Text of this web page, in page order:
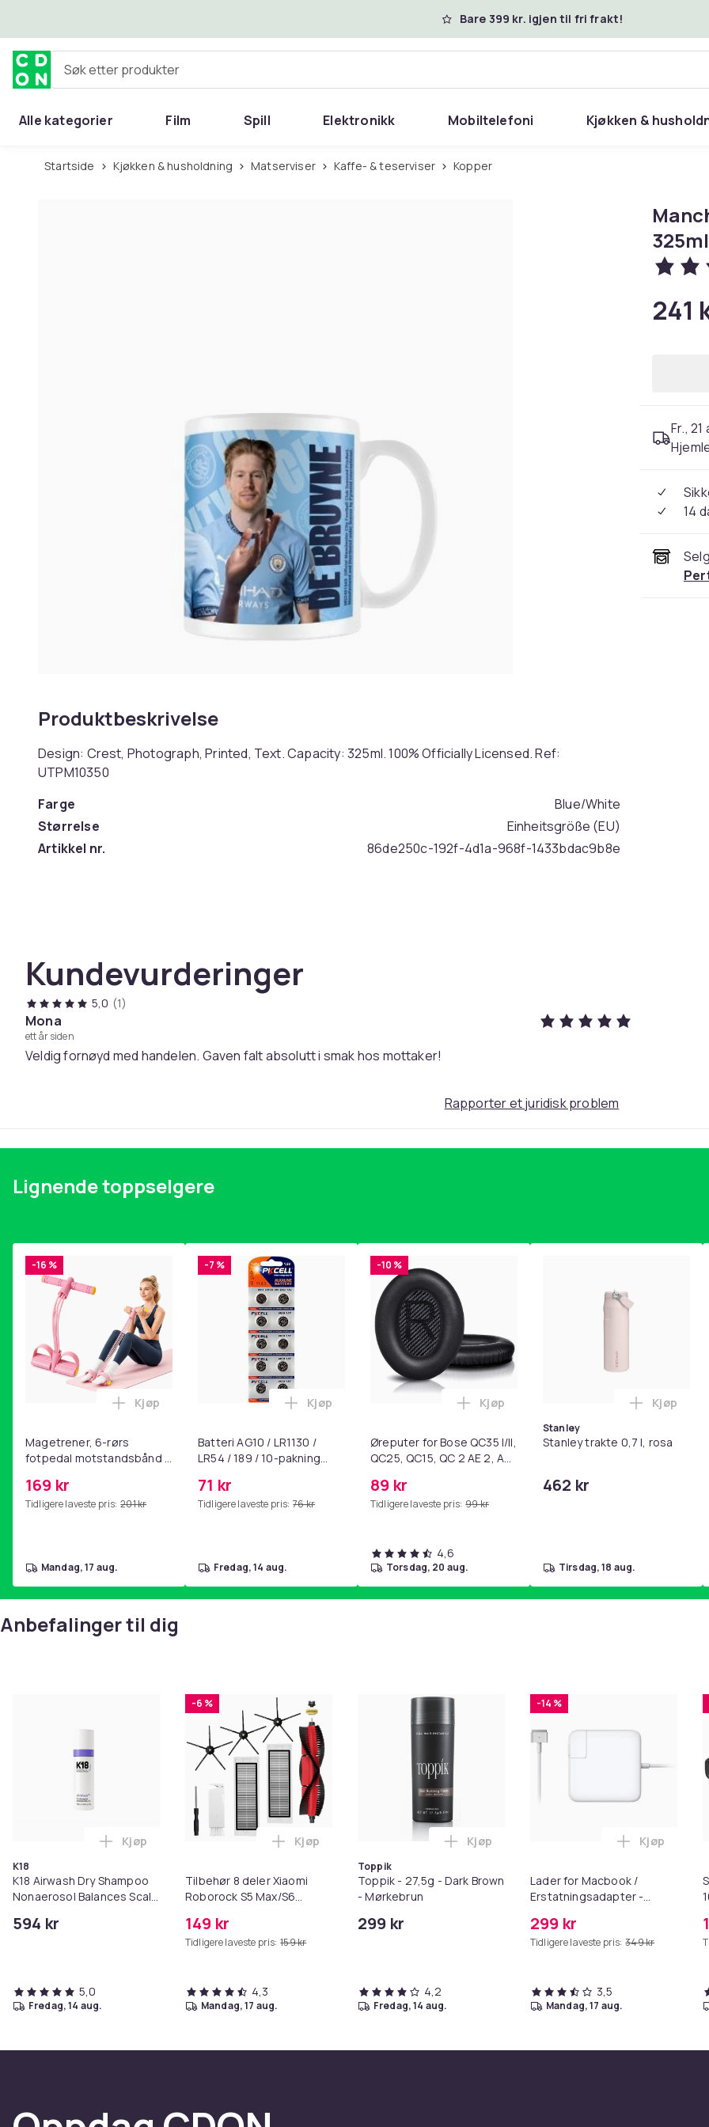
Bare 399 kr. igjen til fri frakt!
Søk etter produkter
Alle kategorier Film Spill Elektronikk Mobiltelefoni Kjøkken &
Startside Kjøkken & husholdning Matserviser Kaffe- & teserviser Kopper
Produktbeskrivelse
Design: Crest, Photograph, Printed, Text. Capacity: 325ml. 100% Officially Licensed. Ref:
UTPM10350
Farge
Blue/White
Størrelse
Einheitsgröße (EU)
Artikkel nr.
86de250c-192f-4d1a-968f-1433bdac9b8e
Kundevurderinger
5,0 (1)
Mona
ett år siden
Veldig fornøyd med handelen. Gaven falt absolutt i smak hos mottaker!
241
Fr., 21
14
Rapporter et juridisk problem
Lignende toppselgere
-16 %
Magetrener, 6-rørs
fotpedal motstandsbånd -
yoga og
hjemmegymnastikk Pink
169 kr
Tidligere laveste pris: 201 kr
Legg Magetrener, 6-rørs fotpedal motstandsbånd - mage- og kjernetrening, yoga og
Kjøp
mandag, 17 aug.
-7 %
Batteri AG10 / LR1130 /
LR54 / 189 / 10-pakning
71 kr
Tidligere laveste pris: 76 kr
Legg Batteri AG10 / LR1130 / LR54 / 189 / 10-pakning PKcell i
Kjøp
fredag, 14 aug.
-10 %
Øreputer for Bose QC35 I/II,
QC25, QC15, QC 2 AE 2, AE
SoundLink Black
89 kr
Tidligere laveste pris: 99 kr
Legg Øreputer for Bose QC35 I/II, QC25,
Kjøp
4,6
torsdag, 20 aug.
Stanley
Stanley trakte 0,7 l, rosa
462 kr
Legg
Kjøp
tirsdag, 18 aug.
Anbefalinger til dig
K18
K18 Airwash Dry Shampoo
Nonaerosol Balances Scalp
594 kr
Legg K18 Airwash Dry Shampoo Nonaerosol Balances Scalp & Controls Excess Oil i handlekurven
Kjøp
5,0
fredag, 14 aug.
-6 %
Tilbehør 8 deler Xiaomi
Roborock S5 Max/S6
MAXV/S50/S51/S55/S5/S60/S65/S6
149 kr
Tidligere laveste pris: 159 kr
Legg Tilbehør 8 deler Xiaomi Roborock S5 Max/S6 Pure/S6 MAXV/S50/
Kjøp
4,3
mandag, 17 aug.
Toppik
Toppik - 27,5g - Dark Brown
- Mørkebrun
299 kr
Legg Toppik - 27,5g - Dark Brown -
Kjøp
4,2
fredag, 14 aug.
-14 %
Lader for Macbook /
Erstatningsadapter -
299 kr
Tidligere laveste pris: 349 kr
Legg Lader
Kjøp
3,5
mandag, 17 aug.